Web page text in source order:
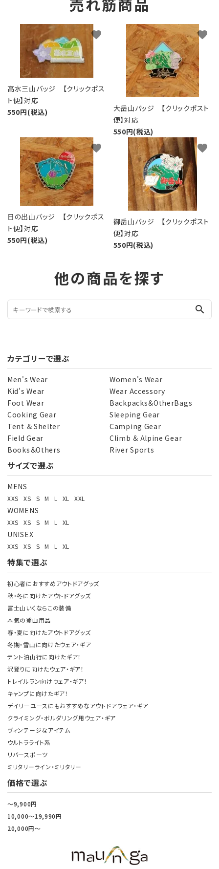
売れ筋商品
高水三山バッジ 【クリックポス
ト便】対応
550円(税込)
favorite
大岳山バッジ 【クリックポスト
便】対応
550円(税込)
favorite
日の出山バッジ 【クリックポス
ト便】対応
550円(税込)
favorite
御岳山バッジ 【クリックポスト
便】対応
550円(税込)
favorite
他の商品を探す
search
カテゴリーで選ぶ
Men's Wear
Women's Wear
Kid's Wear
Wear Accessory
Foot Wear
Backpacks＆OtherBags
Cooking Gear
Sleeping Gear
Tent ＆ Shelter
Camping Gear
Field Gear
Climb ＆ Alpine Gear
Books＆Others
River Sports
サイズで選ぶ
MENS
XXS XS S M L XL XXL
WOMENS
XXS XS S M L XL
UNISEX
XXS XS S M L XL
特集で選ぶ
初心者におすすめアウトドアグッズ
秋・冬に向けたアウトドアグッズ
富士山いくならこの装備
本気の登山用品
春・夏に向けたアウトドアグッズ
冬期・雪山に向けたウェア・ギア
テント泊山行に向けたギア！
沢登りに向けたウェア・ギア！
トレイルラン向けウェア・ギア！
キャンプに向けたギア！
デイリーユースにもおすすめなアウトドアウェア・ギア
クライミング・ボルダリング用ウェア・ギア
ヴィンテージなアイテム
ウルトラライト系
リバースポーツ
ミリタリーライン・ミリタリー
価格で選ぶ
～9,900円
10,000～19,990円
20,000円～